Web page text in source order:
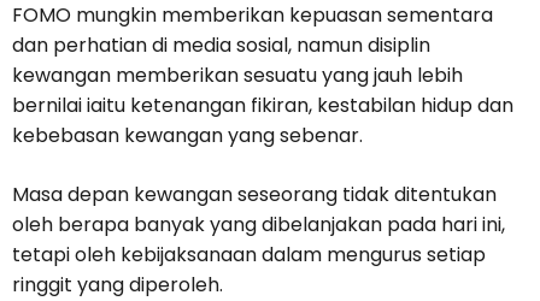
FOMO mungkin memberikan kepuasan sementara
dan perhatian di media sosial, namun disiplin
kewangan memberikan sesuatu yang jauh lebih
bernilai iaitu ketenangan fikiran, kestabilan hidup dan
kebebasan kewangan yang sebenar.
Masa depan kewangan seseorang tidak ditentukan
oleh berapa banyak yang dibelanjakan pada hari ini,
tetapi oleh kebijaksanaan dalam mengurus setiap
ringgit yang diperoleh.